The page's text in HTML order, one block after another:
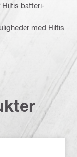
Hiltis batteri-
med Hiltis